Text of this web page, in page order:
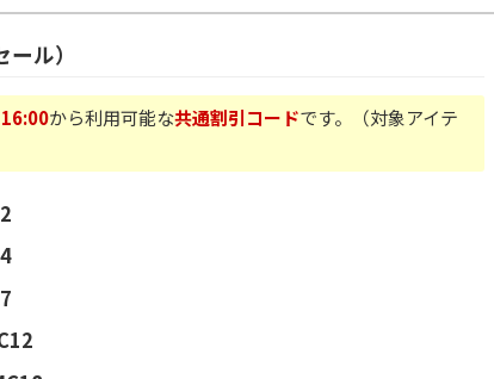
ル）
から利用可能な共通割引コードです。（対象アイテ